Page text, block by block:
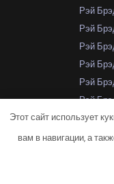
Рэй
Рэй
Рэй
Рэй
Рэй
Рэй
Рэй
Рэй
Рэй
Рэй
Этот сайт использует
вам в навигации, а